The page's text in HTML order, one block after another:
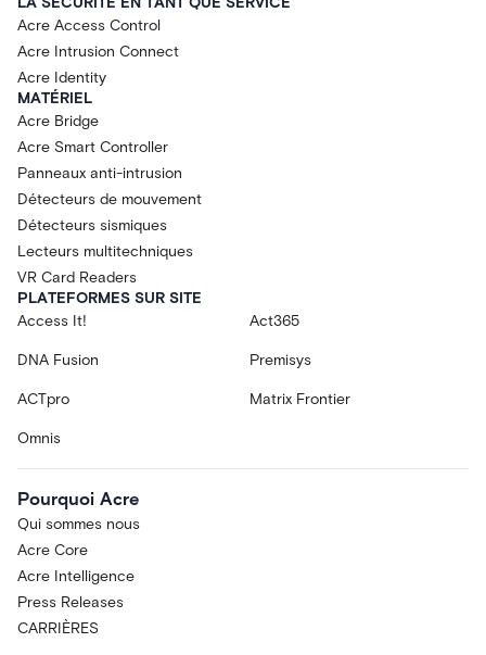
Acre Access Control
Acre Intrusion Connect
Acre Identity
MATÉRIEL
Acre Bridge
Acre Smart Controller
Panneaux anti-intrusion
Détecteurs de mouvement
Détecteurs sismiques
Lecteurs multitechniques
VR Card Readers
PLATEFORMES SUR SITE
Access It!
Act365
DNA Fusion Premisys
ACTpro Matrix Frontier
Omnis
Pourquoi Acre
Qui sommes nous
Acre Core
Acre Intelligence
Press Releases
CARRIÈRES